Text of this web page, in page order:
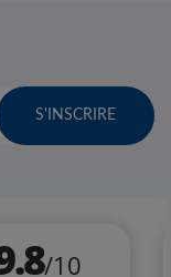
S'INSCRIRE